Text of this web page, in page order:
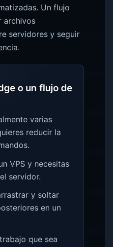
Un flujo
archivos
servidores y seguir
o un flujo de
varias
reducir la
VPS y necesitas
servidor.
y soltar
en un
que sea